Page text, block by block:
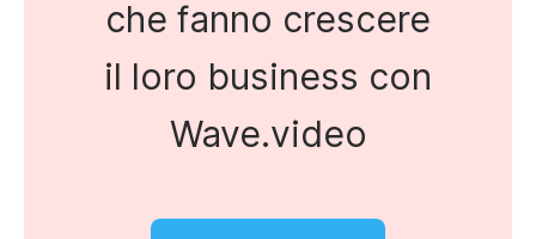
che fanno crescere
il loro business con
Wave.video